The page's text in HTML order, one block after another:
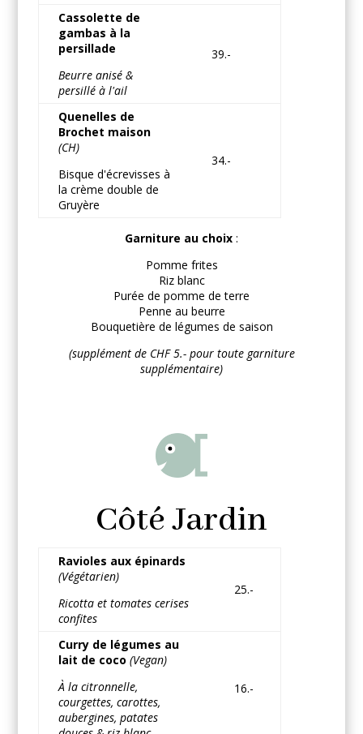
Cassolette de
gambas à la
persillade
Beurre anisé &
persillé à l'ail
39.-
Quenelles de
Brochet maison
(CH)
Bisque d'écrevisses à
la crème double de
Gruyère
34.-
Garniture au choix :
Pomme frites
Riz blanc
Purée de pomme de terre
Penne au beurre
Bouquetière de légumes de saison
(supplément de CHF 5.- pour toute garniture
supplémentaire)
Côté Jardin
Ravioles aux épinards
(Végétarien)
Ricotta et tomates cerises
confites
25.-
Curry de légumes au
lait de coco(Vegan)
À la citronnelle,
courgettes, carottes,
aubergines, patates
16.-